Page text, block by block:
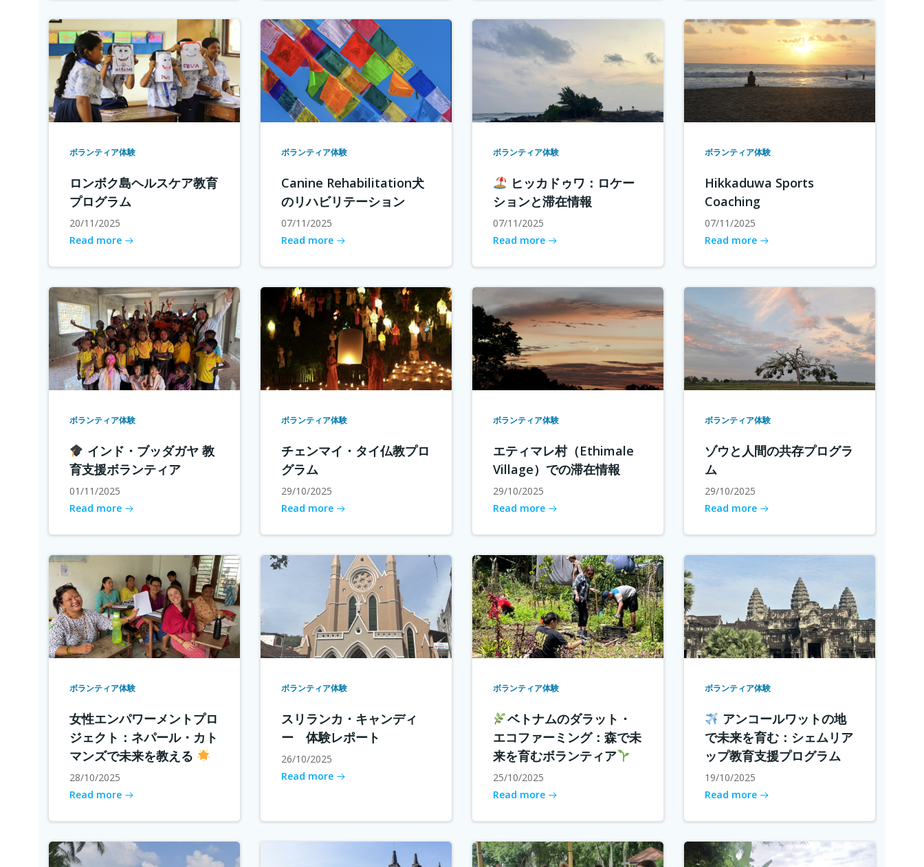
ボランティア体験
ロンボク島ヘルスケア教育
プログラム
20/11/2025
Read more
ボランティア体験
Canine Rehabilitation犬
のリハビリテーション
07/11/2025
Read more
ボランティア体験
ヒッカドゥワ：ロケー
ションと滞在情報
07/11/2025
Read more
ボランティア体験
Hikkaduwa Sports
Coaching
07/11/2025
Read more
ボランティア体験
インド・ブッダガヤ 教
育支援ボランティア
01/11/2025
Read more
ボランティア体験
チェンマイ・タイ仏教プロ
グラム
29/10/2025
Read more
ボランティア体験
エティマレ村（Ethimale
Village）での滞在情報
29/10/2025
Read more
ボランティア体験
ゾウと人間の共存プログラ
ム
29/10/2025
Read more
ボランティア体験
女性エンパワーメントプロ
ジェクト：ネパール・カト
マンズで未来を教える
28/10/2025
Read more
ボランティア体験
スリランカ・キャンディ
ー 体験レポート
26/10/2025
Read more
ボランティア体験
ベトナムのダラット・
エコファーミング：森で未
来を育むボランティア
25/10/2025
Read more
ボランティア体験
アンコールワットの地
で未来を育む：シェムリア
ップ教育支援プログラム
19/10/2025
Read more